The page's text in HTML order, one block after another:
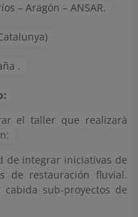
– Aragón – ANSAR.
.
el taller que realizará
de integrar iniciativas de
de restauración fluvial.
sub-proyectos de